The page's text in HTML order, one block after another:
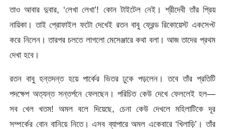
তাও আবার দুবার, ‘লেখা লেখা’! কোন টাইটেল নেই। শ্রীদেবী তাঁর প্রিয়
নায়িকা। তাই প্রোফাইল ফটো দেখেই রতন বাবু ফ্রেন্ড রিকোয়েস্ট একসেপ্ট
করে নিলেন। তারপর চলতে লাগলো মেসেঞ্জারে কথা বলা। আজ তাদের প্রথম
দেখা হবে।
রতন বাবু হন্তদন্ত হয়ে পার্কের ভিতর ঢুকে পড়লেন। তবে তাঁর প্রতিটি
পদক্ষেপ অত্যন্ত সন্তর্পনে ফেলছেন। পরিচিত কেউ দেখে ফেললেই হল—
সব খেল খতম! অমল বলে দিয়েছে, চেনা কেউ দেখলে মহিলাটিকে দূর
সম্পর্কের বোন বানিয়ে নিতে। এসব ব্যাপারে অমল একেবারে ‘খিলাড়ি’। তাঁর